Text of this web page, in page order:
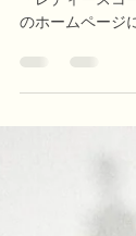
銀座
おはようござい
https://
3%83%88 是非